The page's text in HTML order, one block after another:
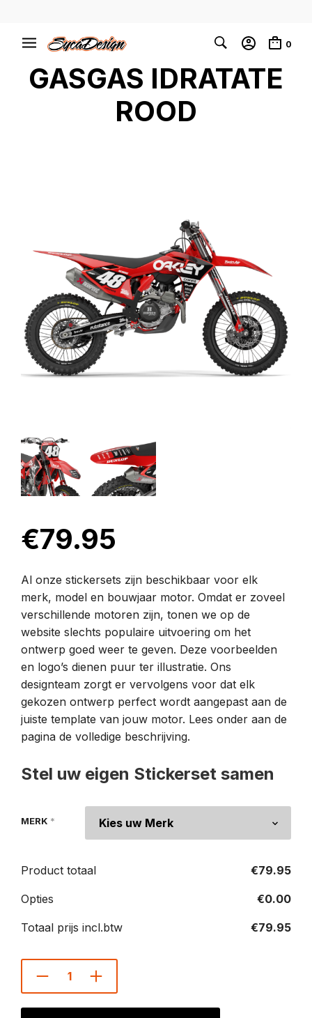
0
GASGAS IDRATATE
ROOD
€79.95
Al onze stickersets zijn beschikbaar voor elk
merk, model en bouwjaar motor. Omdat er zoveel
verschillende motoren zijn, tonen we op de
website slechts populaire uitvoering om het
ontwerp goed weer te geven. Deze voorbeelden
en logo’s dienen puur ter illustratie. Ons
designteam zorgt er vervolgens voor dat elk
gekozen ontwerp perfect wordt aangepast aan de
juiste template van jouw motor. Lees onder aan de
pagina de volledige beschrijving.
Stel uw eigen Stickerset samen
MERK *
Product totaal €79.95
Opties €0.00
Totaal prijs incl.btw €79.95